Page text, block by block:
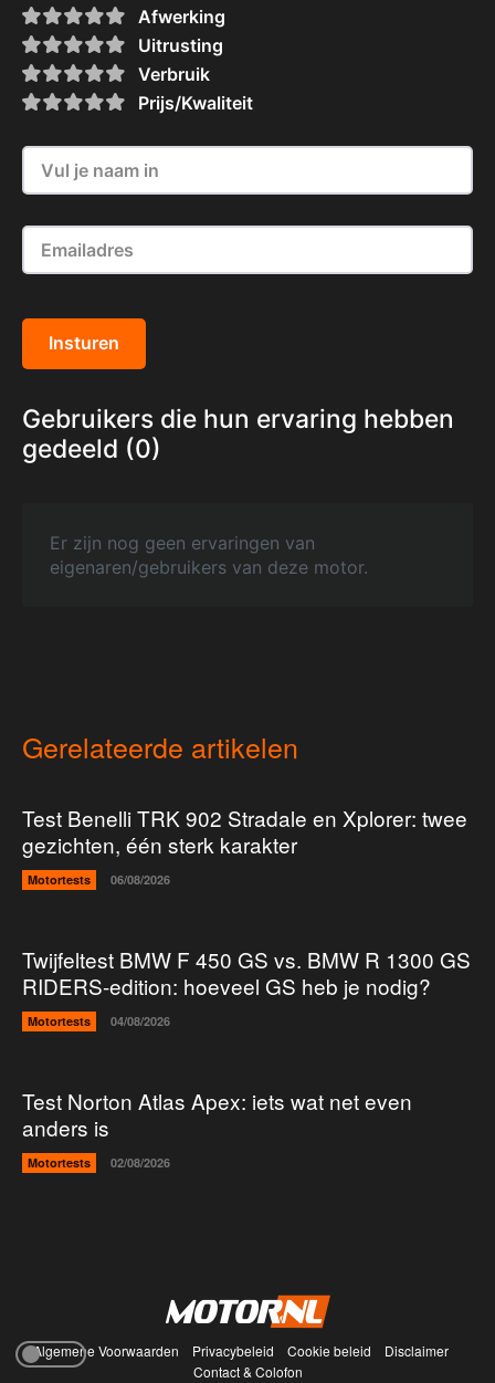
Afwerking
Uitrusting
Verbruik
Prijs/Kwaliteit
Insturen
Gebruikers die hun ervaring hebben
gedeeld (0)
Er zijn nog geen ervaringen van
eigenaren/gebruikers van deze motor.
Gerelateerde artikelen
Test Benelli TRK 902 Stradale en Xplorer: twee
gezichten, één sterk karakter
Motortests 06/08/2026
Twijfeltest BMW F 450 GS vs. BMW R 1300 GS
RIDERS-edition: hoeveel GS heb je nodig?
Motortests 04/08/2026
Test Norton Atlas Apex: iets wat net even
anders is
Motortests 02/08/2026
Algemene Voorwaarden Privacybeleid Cookie beleid
Disclaimer
Contact & Colofon